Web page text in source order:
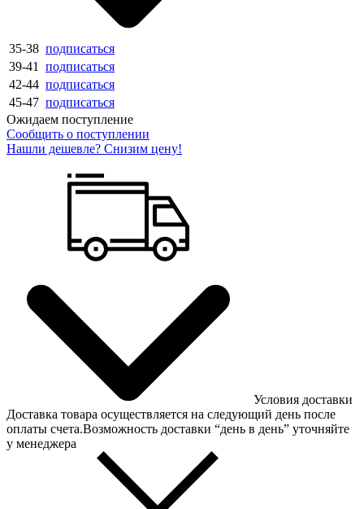
35-38 подписаться
39-41
подписаться
42-44 подписаться
45-47 подписаться
Ожидаем поступление
Сообщить о поступлении
Нашли дешевле? Снизим цену!
Условия доставки
Доставка товара осуществляется на следующий день после
оплаты счета.Возможность доставки “день в день” уточняйте
у менеджера